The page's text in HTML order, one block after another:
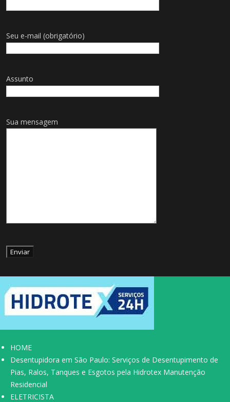
Seu e-mail (obrigatório)
Assunto
Sua mensagem
HOME
Desentupidora em São Paulo: Serviços de Desentupimento de
Pias, Ralos, Tanques e Esgotos pela Hidrotex Manutenção
Residencial
ELETRICISTA